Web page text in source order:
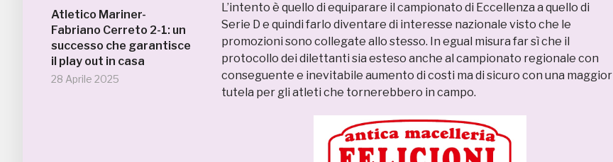
Atletico Mariner-
Fabriano Cerreto 2-1: un
successo che garantisce
il play out in casa
28 Aprile 2025
L’intento è quello di equiparare il campionato di Eccellenza a quello di
Serie D e quindi farlo diventare di interesse nazionale visto che le
promozioni sono collegate allo stesso. In egual misura far sì che il
protocollo dei dilettanti sia esteso anche al campionato regionale con
conseguente e inevitabile aumento di costi ma di sicuro con una maggior
tutela per gli atleti che tornerebbero in campo.